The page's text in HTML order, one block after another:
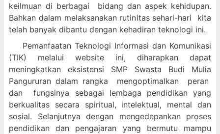
keilmuan di berbagai bidang dan aspek kehidupan.
Bahkan dalam melaksanakan rutinitas sehari-hari kita
telah banyak dibantu dengan kehadiran teknologi ini.
Pemanfaatan Teknologi Informasi dan Komunikasi
(TIK) melalui website ini, diharapkan dapat
meningkatkan eksistensi SMP Swasta Budi Mulia
Pangururan dalam rangka mengoptimalkan peran
dan fungsinya sebagai lembaga pendidikan yang
berkualitas secara spiritual, intelektual, mental dan
sosial. Selanjutnya dengan mengedepankan proses
pendidikan dan pengajaran yang bermutu mampu